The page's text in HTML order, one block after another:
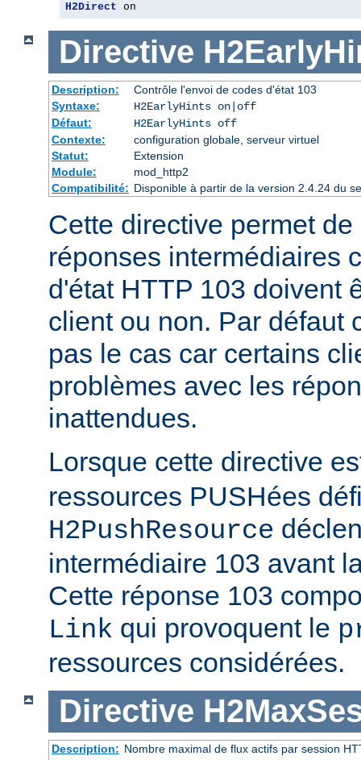
H2Direct on
Directive
Description:
Contrôle l'envoi de codes d'état 103
Syntaxe:
H2EarlyHints on|off
Défaut:
H2EarlyHints off
Contexte:
configuration globale, serveur virtuel
Statut:
Extension
Module:
mod_http2
Compatibilité: Disponible à partir de la version 2.4.24 du
Cette directive permet
réponses intermédiaires
d'état HTTP 103 doivent
client ou non. Par défaut
pas le cas car certains
problèmes avec les
inattendues.
Lorsque cette directive
ressources PUSHées
H2PushResource
intermédiaire 103 avant
Cette réponse 103
Link qui provoquent le
ressources considérées.
Directive
Description: Nombre maximal de flux actifs par session